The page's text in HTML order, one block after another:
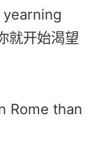
就开始渴望
Rome than